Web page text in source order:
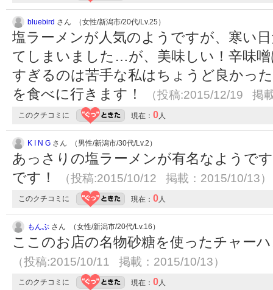
bluebird さん （女性/新潟市/20代/Lv.25）
塩ラーメンが人気のようですが、寒い
てしまいました…が、美味しい！辛味
すぎるのは苦手な私はちょうど良かっ
を食べに行きます！
（投稿:2015/12/19 掲
このクチコミに 現在： 0人
K I N G さん （男性/新潟市/30代/Lv.2）
あっさりの塩ラーメンが有名なようで
です！
（投稿:2015/10/12 掲載：2015/10/13）
このクチコミに 現在： 0人
もんぶ さん （女性/新潟市/20代/Lv.16）
ここのお店の名物砂糖を使ったチャー
（投稿:2015/10/11 掲載：2015/10/13）
このクチコミに 現在： 0人